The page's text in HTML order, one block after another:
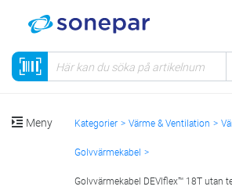
Meny Kategorier Värme & Ventilation
Golvvärmekabel
Golvvärmekabel DEVIflex™ 18T utan